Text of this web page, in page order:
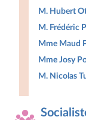
M. Hubert
M. Frédéric
Mme Maud
Mme Josy
M. Nicolas